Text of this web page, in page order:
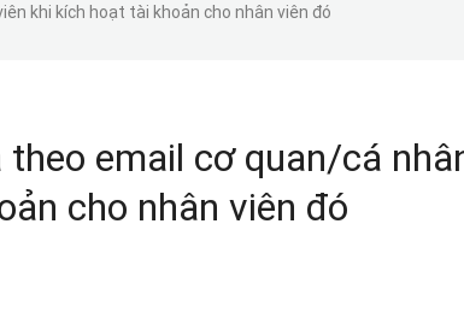
khi kích hoạt tài khoản cho nhân viên đó
email cơ quan/cá
cho nhân viên đó